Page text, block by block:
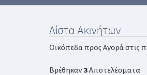
Λίστα Ακινήτων
Οικόπεδα προς Αγορά στις
Βρέθηκαν3Αποτελέσματα